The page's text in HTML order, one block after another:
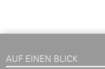
AUF EINEN BLICK